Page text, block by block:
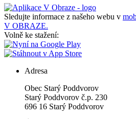
Sledujte informace z našeho webu v
V OBRAZE.
Volně ke stažení:
Adresa
Obec Starý Poddvorov
Starý Poddvorov č.p. 230
696 16 Starý Poddvorov